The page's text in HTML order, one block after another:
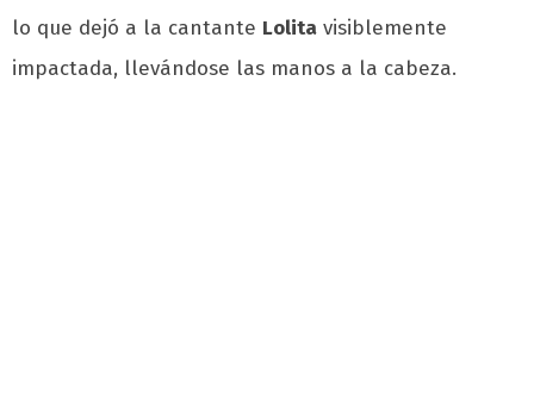
lo que dejó a la cantante Lolita visiblemente
impactada, llevándose las manos a la cabeza.